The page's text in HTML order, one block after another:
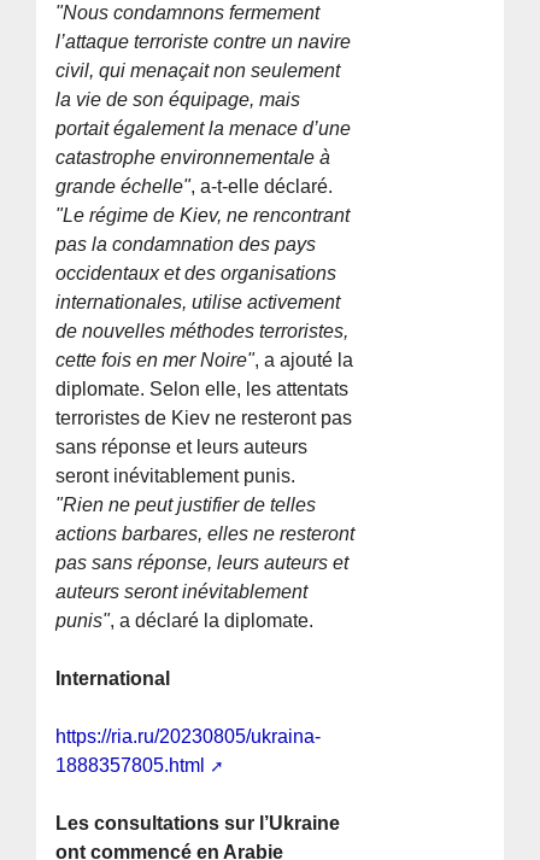
"Nous condamnons fermement
l’attaque terroriste contre un navire
civil, qui menaçait non seulement
la vie de son équipage, mais
portait également la menace d’une
catastrophe environnementale à
grande échelle", a-t-elle déclaré.
"Le régime de Kiev, ne rencontrant
pas la condamnation des pays
occidentaux et des organisations
internationales, utilise activement
de nouvelles méthodes terroristes,
cette fois en mer Noire", a ajouté la
diplomate. Selon elle, les attentats
terroristes de Kiev ne resteront pas
sans réponse et leurs auteurs
seront inévitablement punis.
"Rien ne peut justifier de telles
actions barbares, elles ne resteront
pas sans réponse, leurs auteurs et
auteurs seront inévitablement
punis", a déclaré la diplomate.
International
https://ria.ru/20230805/ukraina-
1888357805.html
Les consultations sur l’Ukraine
ont commencé en Arabie